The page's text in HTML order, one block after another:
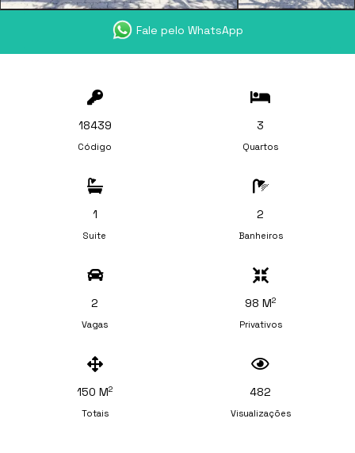
Fale pelo WhatsApp
18439
Código
3
Quartos
1
Suite
2
Banheiros
2
Vagas
98 M2
Privativos
150 M2
Totais
482
Visualizações